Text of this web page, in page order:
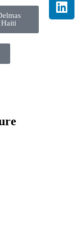
Haiti